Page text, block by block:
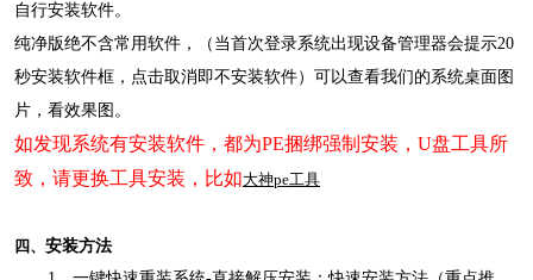
自行安装软件。
纯净版绝不含常用软件，（当首次登录系统出现设备管理器会提示20
秒安装软件框，点击取消即不安装软件）可以查看我们的系统桌面图
片，看效果图。
如发现系统有安装软件，都为PE捆绑强制安装，U盘工具所
致，请更换工具安装，比如大神pe工具
四、 安装方法